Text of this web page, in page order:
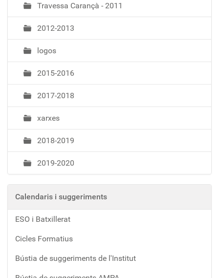
Travessa Carançà - 2011
2012-2013
logos
2015-2016
2017-2018
xarxes
2018-2019
2019-2020
Calendaris i suggeriments
ESO i Batxillerat
Cicles Formatius
Bústia de suggeriments de l'Institut